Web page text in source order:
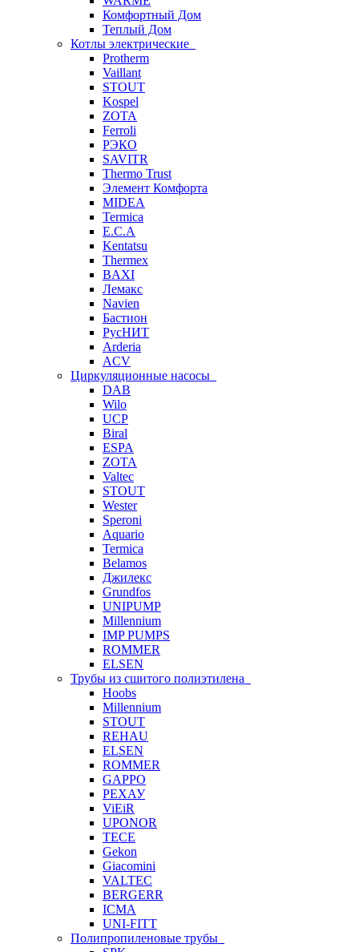
Комфортный Дом
Теплый Дом
Котлы электрические
Protherm
Vaillant
STOUT
Kospel
ZOTA
Ferroli
РЭКО
SAVITR
Thermo Trust
Элемент Комфорта
MIDEA
Termica
E.C.A
Kentatsu
Thermex
BAXI
Лемакс
Navien
Бастион
РусНИТ
Arderia
ACV
Циркуляционные насосы
DAB
Wilo
UCP
Biral
ESPA
ZOTA
Valtec
STOUT
Wester
Speroni
Aquario
Termica
Belamos
Джилекс
Grundfos
UNIPUMP
Millennium
IMP PUMPS
ROMMER
ELSEN
Трубы из сшитого полиэтилена
Hoobs
Millennium
STOUT
REHAU
ELSEN
ROMMER
GAPPO
РЕХАУ
ViEiR
UPONOR
TECE
Gekon
Giacomini
VALTEC
BERGERR
ICMA
UNI-FITT
Полипропиленовые трубы